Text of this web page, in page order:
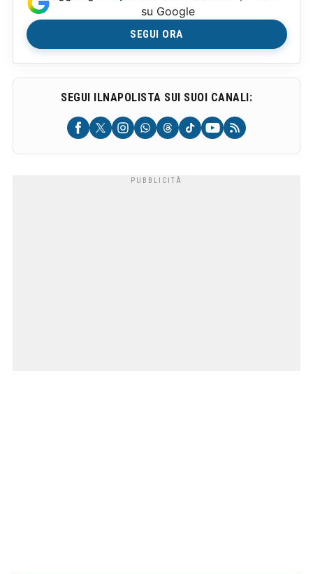
su Google
SEGUI ORA
SEGUI ILNAPOLISTA SUI SUOI CANALI: